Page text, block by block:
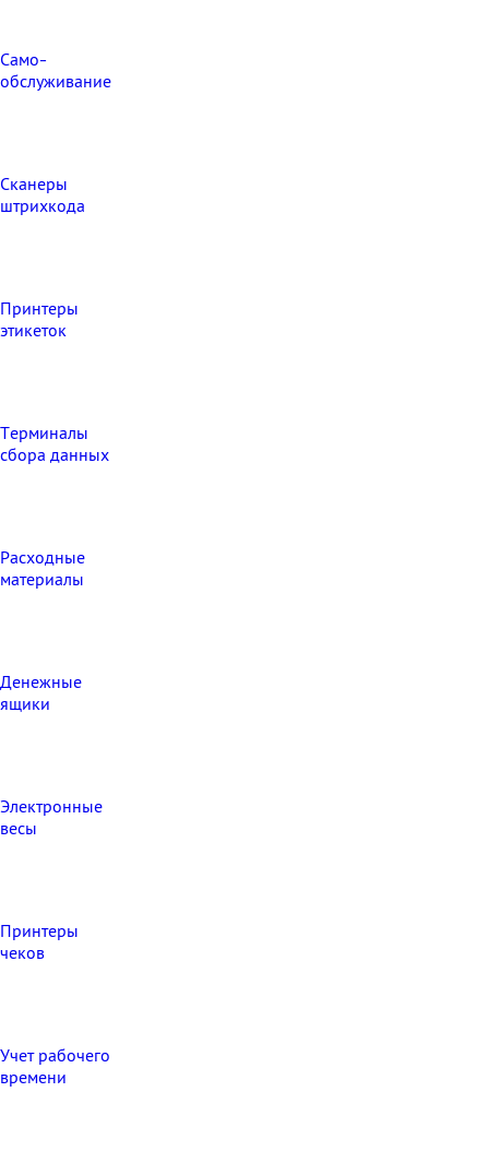
Само-
обслуживание
Сканеры
штрихкода
Принтеры
этикеток
Терминалы
сбора данных
Расходные
материалы
Денежные
ящики
Электронные
весы
Принтеры
чеков
Учет рабочего
времени